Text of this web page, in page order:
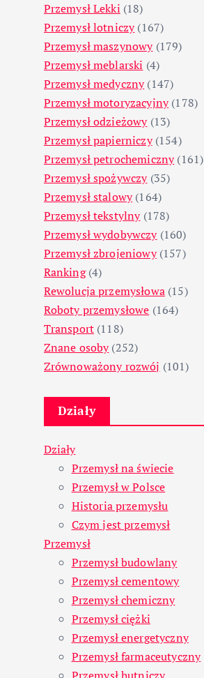
Przemysł Lekki (18)
Przemysł lotniczy(167)
Przemysł maszynowy(179)
Przemysł meblarski (4)
Przemysł medyczny(147)
Przemysł motoryzacyjny(178)
Przemysł odzieżowy(13)
Przemysł papierniczy(154)
Przemysł petrochemiczny(161)
Przemysł spożywczy(35)
Przemysł stalowy(164)
Przemysł tekstylny(178)
Przemysł wydobywczy(160)
Przemysł zbrojeniowy(157)
Ranking(4)
Rewolucja przemysłowa(15)
Roboty przemysłowe (164)
Transport (118)
Znane osoby(252)
Zrównoważony rozwój (101)
Działy
Działy
Przemysł na świecie
Przemysł w Polsce
Historia przemysłu
Czym jest przemysł
Przemysł
Przemysł budowlany
Przemysł cementowy
Przemysł chemiczny
Przemysł ciężki
Przemysł energetyczny
Przemysł farmaceutyczny